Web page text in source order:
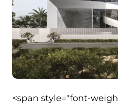
<span style="font-